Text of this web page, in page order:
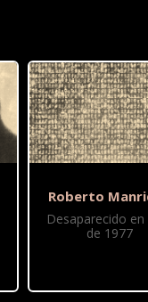
Roberto
Desaparecido en
de 1977